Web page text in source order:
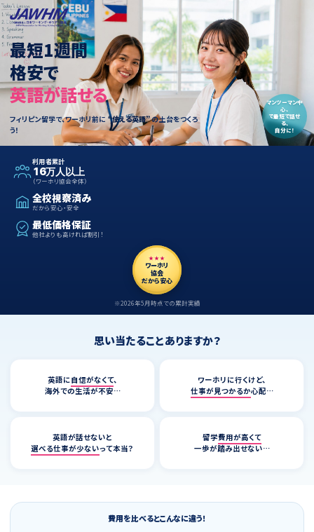
最短1週間
格安で
英語が話せる
フィリピン留学で、ワーホリ前に “使える英語”の土台をつくろ
う！
マンツーマン中
心、
で最短で話せ
る、
自分に！
利用者累計
16万人以上
（ワーホリ協会全体）
全校視察済み
だから安心・安全
最低価格保証
他社よりも高ければ割引！
★★★
ワーホリ
協会
だから安心
※2026年5月時点での累計実績
思い当たることありますか？
英語に自信がなくて、
海外での生活が不安…
ワーホリに行くけど、
仕事が見つかるか心配…
英語が話せないと
選べる仕事が少ないって本当？
留学費用が高くて
一歩が踏み出せない…
費用を比べるとこんなに違う！